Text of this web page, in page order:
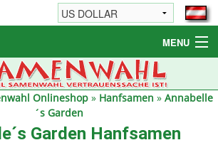
MENU
Onlineshop » Hanfsamen » Annabelle
´s Garden
Garden Hanfsamen